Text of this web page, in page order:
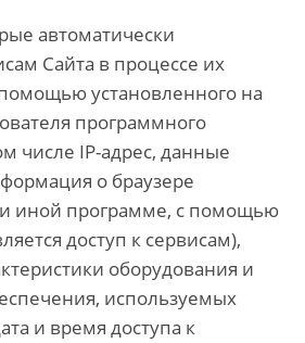
автоматически
Сайта в процессе их
установленного на
программного
числе IP-адрес, данные
о браузере
иной программе, с помощью
доступ к сервисам),
оборудования и
используемых
и время доступа к